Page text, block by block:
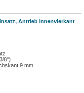
Antrieb Innenvierkant
8")
9 mm